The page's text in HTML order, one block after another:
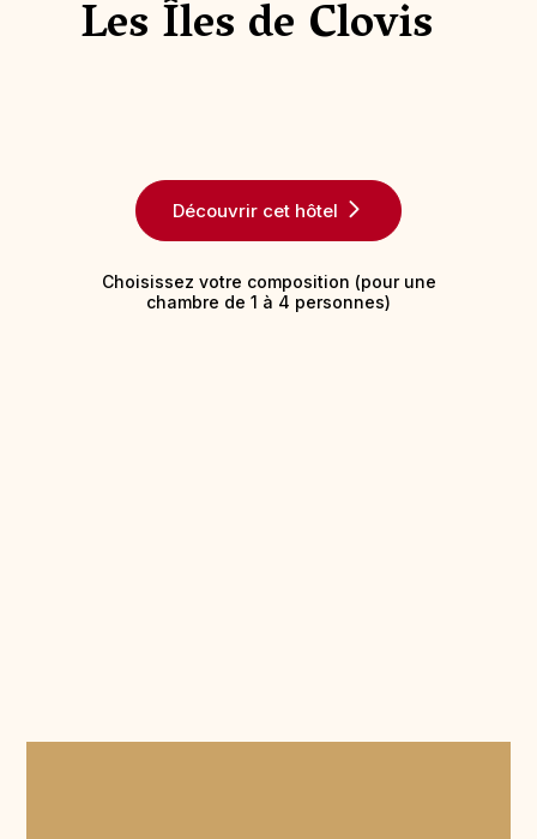
Les Îles de Clovis
Découvrir cet hôtel
Choisissez votre composition (pour une
chambre de 1 à 4 personnes)